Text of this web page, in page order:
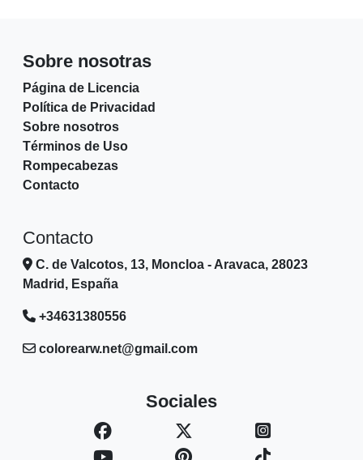
Sobre nosotras
Página de Licencia
Política de Privacidad
Sobre nosotros
Términos de Uso
Rompecabezas
Contacto
Contacto
C. de Valcotos, 13, Moncloa - Aravaca, 28023
Madrid, España
+34631380556
colorearw.net@gmail.com
Sociales